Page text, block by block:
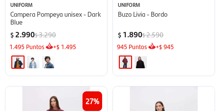
UNIFORM
Campera Pompeya unisex - Dark
Blue
$ 2.990$3.290
1.495 Puntos +$ 1.495
UNIFORM
Buzo Livia - Bordo
$ 1.890$2.590
945 Puntos +$945
27